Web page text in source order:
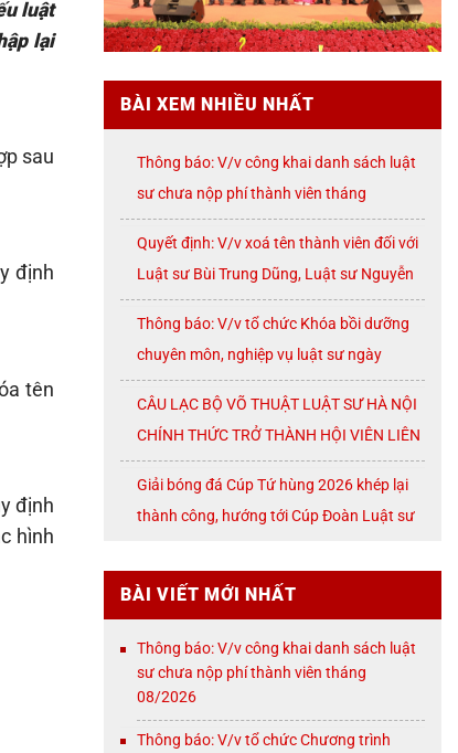
luật
lại
sau
định
tên
định
hình
BÀI XEM NHIỀU NHẤT
Thông báo: V/v công khai danh sách luật
sư chưa nộp phí thành viên tháng
07/2026
Quyết định: V/v xoá tên thành viên đối với
Luật sư Bùi Trung Dũng, Luật sư Nguyễn
Thị Huế, Luật sư Trần Đình Triển, Luật sư
Lê Thị Oanh
Thông báo: V/v tổ chức Khóa bồi dưỡng
chuyên môn, nghiệp vụ luật sư ngày
08/8/2026 ( thứ Bảy)
CÂU LẠC BỘ VÕ THUẬT LUẬT SƯ HÀ NỘI
CHÍNH THỨC TRỞ THÀNH HỘI VIÊN LIÊN
ĐOÀN VÕ CỔ TRUYỀN THÀNH PHỐ HÀ
Giải bóng đá Cúp Tứ hùng 2026 khép lại
thành công, hướng tới Cúp Đoàn Luật sư
BÀI VIẾT MỚI NHẤT
Thông báo: V/v công khai danh sách luật
sư chưa nộp phí thành viên tháng
08/2026
Thông báo: V/v tổ chức Chương trình